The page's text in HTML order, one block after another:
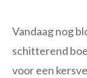
Vandaag nog
schitterend
voor een